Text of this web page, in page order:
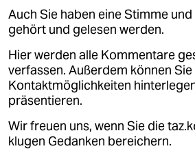
Auch Sie haben eine Stimme
gehört und gelesen werden.
Hier werden alle Kommentare
verfassen. Außerdem können Sie
Kontaktmöglichkeiten
präsentieren.
Wir freuen uns, wenn Sie die
klugen Gedanken bereichern.